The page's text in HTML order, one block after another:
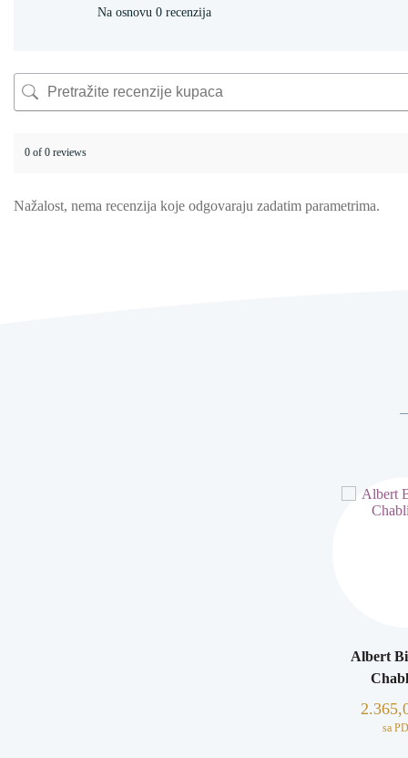
Na osnovu 0 recenzija
0 of 0 reviews
Nažalost, nema recenzija koje odgovaraju zadatim parametrima.
Albert
sa